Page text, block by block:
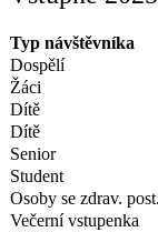
Typ návštěvníka
Dospělí
Žáci
Dítě
Dítě
Senior
Student
Osoby se zdrav. post.
Večerní vstupenka